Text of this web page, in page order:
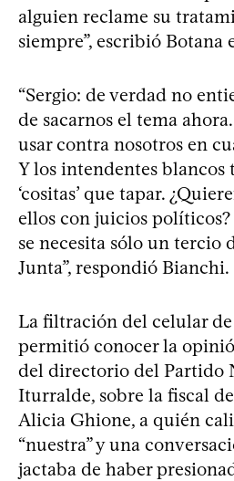
alguien reclame su
siempre”, escribió Botana
“Sergio: de verdad no
de sacarnos el tema
usar contra nosotros en
Y los intendentes blancos
‘cositas’ que tapar.
ellos con juicios
se necesita sólo un tercio
Junta”, respondió Bianchi.
La filtración del celular
permitió conocer la
del directorio del Partido
Iturralde, sobre la fiscal
Alicia Ghione, a quién
“nuestra” y una
jactaba de haber